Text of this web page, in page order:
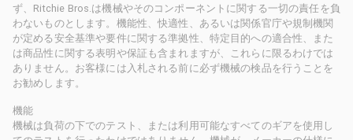
ず、Ritchie Bros.は機械やそのコンポーネントに関する一切の責任を負
わないものとします。機能性、快適性、あるいは関係官庁や規制機関
が定める安全基準や要件に関する準拠性、特定目的への適合性、また
は商品性に関する表明や保証も含まれますが、これらに限るわけでは
ありません。お客様には入札される前に必ず機械の検品を行うことを
お勧めします。
機能
機械は負荷の下でのテスト、または利用可能なすべてのギアを使用し